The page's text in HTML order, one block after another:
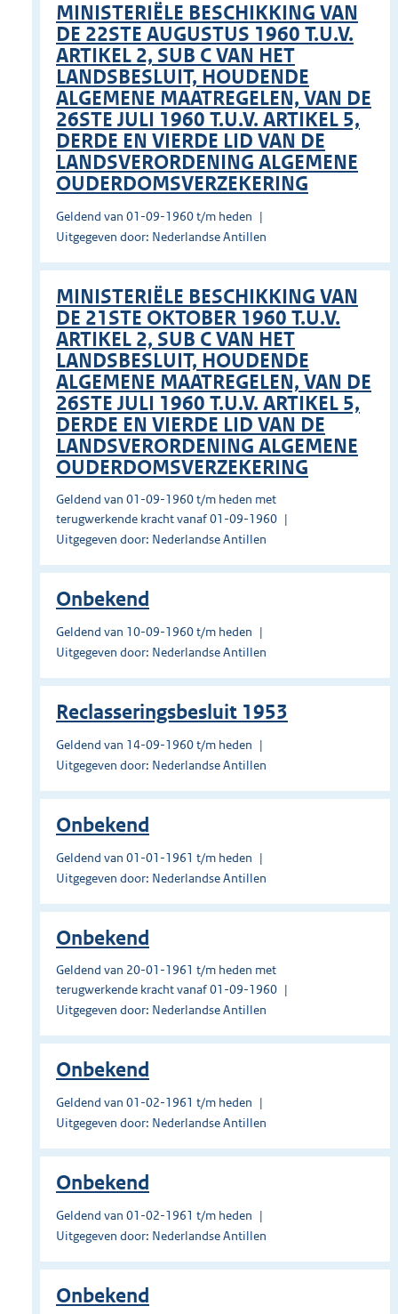
MINISTERIËLE BESCHIKKING VAN
DE 22STE AUGUSTUS 1960 T.U.V.
ARTIKEL 2, SUB C VAN HET
LANDSBESLUIT, HOUDENDE
ALGEMENE MAATREGELEN, VAN DE
26STE JULI 1960 T.U.V. ARTIKEL 5,
DERDE EN VIERDE LID VAN DE
LANDSVERORDENING ALGEMENE
OUDERDOMSVERZEKERING
Geldend van 01-09-1960 t/m heden
Uitgegeven door: Nederlandse Antillen
MINISTERIËLE BESCHIKKING VAN
DE 21STE OKTOBER 1960 T.U.V.
ARTIKEL 2, SUB C VAN HET
LANDSBESLUIT, HOUDENDE
ALGEMENE MAATREGELEN, VAN DE
26STE JULI 1960 T.U.V. ARTIKEL 5,
DERDE EN VIERDE LID VAN DE
LANDSVERORDENING ALGEMENE
OUDERDOMSVERZEKERING
Geldend van 01-09-1960 t/m heden met
terugwerkende kracht vanaf 01-09-1960
Uitgegeven door: Nederlandse Antillen
Onbekend
Geldend van 10-09-1960 t/m heden
Uitgegeven door: Nederlandse Antillen
Reclasseringsbesluit 1953
Geldend van 14-09-1960 t/m heden
Uitgegeven door: Nederlandse Antillen
Onbekend
Geldend van 01-01-1961 t/m heden
Uitgegeven door: Nederlandse Antillen
Onbekend
Geldend van 20-01-1961 t/m heden met
terugwerkende kracht vanaf 01-09-1960
Uitgegeven door: Nederlandse Antillen
Onbekend
Geldend van 01-02-1961 t/m heden
Uitgegeven door: Nederlandse Antillen
Onbekend
Geldend van 01-02-1961 t/m heden
Uitgegeven door: Nederlandse Antillen
Onbekend